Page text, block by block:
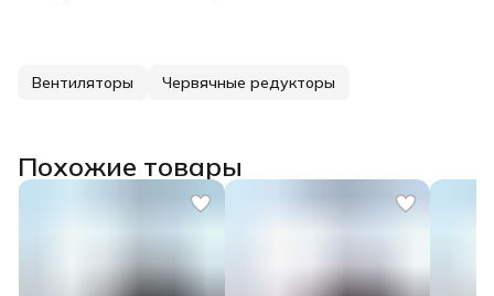
Вентиляторы Червячные редукторы
Похожие товары